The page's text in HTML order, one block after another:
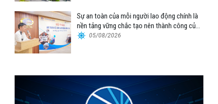
Sự an toàn của mỗi người lao động chính là
nền tảng vững chắc tạo nên thành công của
Cảng Đà Nẵng
05/08/2026